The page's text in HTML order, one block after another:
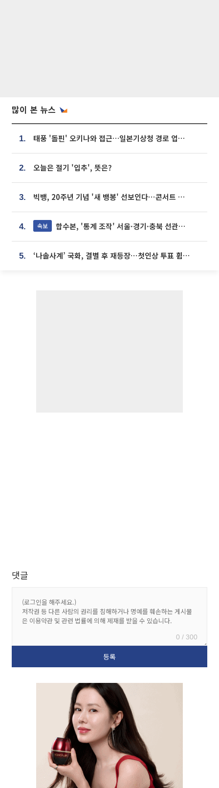
많이 본 뉴스
1. 태풍 '돌핀' 오키나와 접근…일본기상청 경로 업데이트
2. 오늘은 절기 '입추', 뜻은?
3. 빅뱅, 20주년 기념 '새 뱅봉' 선보인다⋯콘서트 앞두고 팝업 개최
4. 속보 합수본, '통계 조작' 서울·경기·충북 선관위 등 추가 압수수색
5. ‘나솔사계’ 국화, 결별 후 재등장⋯첫인상 투표 휩쓸고 ‘인기녀’ 등극
댓글
0 / 300